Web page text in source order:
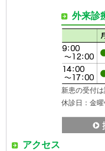
外来診
新患の受付
休診日：金
アクセス